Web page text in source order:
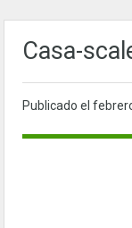
Casa-
Publicado el